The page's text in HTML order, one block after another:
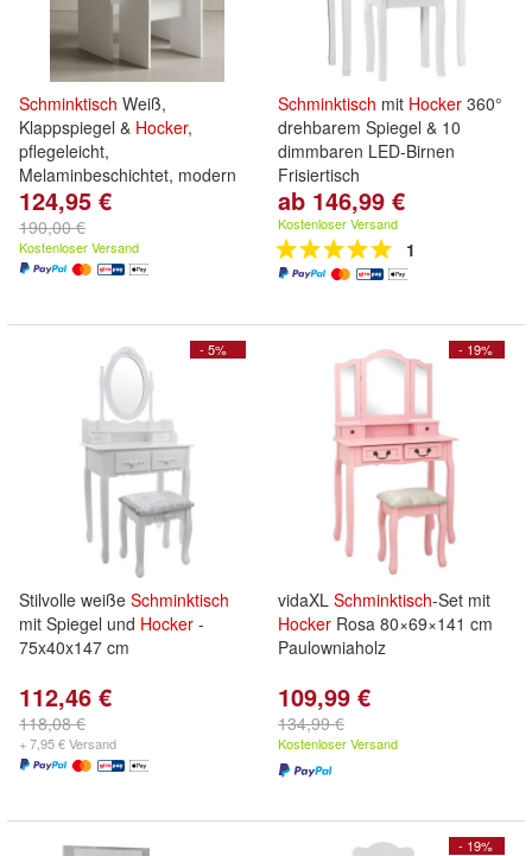
Schminktisch Weiß,
Klappspiegel & Hocker,
pflegeleicht,
Melaminbeschichtet, modern
124,95 €
190,00 €
Kostenloser Versand
Schminktisch mit Hocker 360°
drehbarem Spiegel & 10
dimmbaren LED-Birnen
Frisiertisch
ab 146,99 €
Kostenloser Versand
1
- 5%
Stilvolle weiße Schminktisch
mit Spiegel und Hocker -
75x40x147 cm
112,46 €
118,08 €
+ 7,95 € Versand
- 19%
vidaXL Schminktisch-Set mit
Hocker Rosa 80×69×141 cm
Paulowniaholz
109,99 €
134,99 €
Kostenloser Versand
- 19%